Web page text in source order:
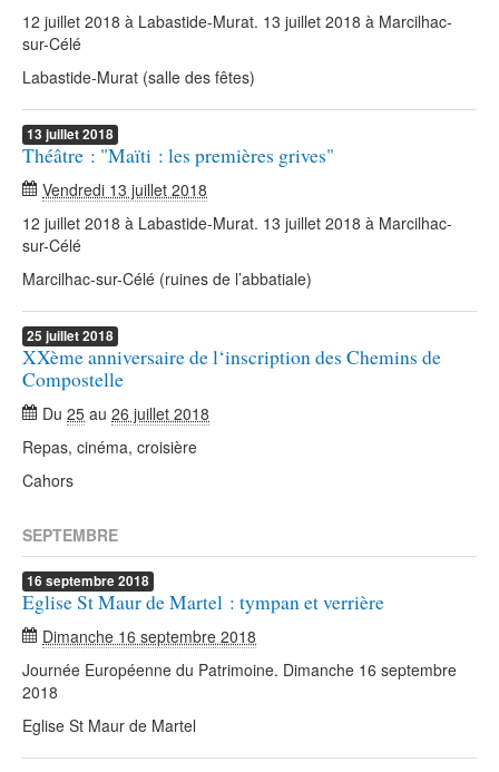
12 juillet 2018 à Labastide-Murat. 13 juillet 2018 à Marcilhac-
sur-Célé
Labastide-Murat (salle des fêtes)
13 juillet2018
Théâtre : "Maïti : les premières grives"
Vendredi 13 juillet 2018
12 juillet 2018 à Labastide-Murat. 13 juillet 2018 à Marcilhac-
sur-Célé
Marcilhac-sur-Célé (ruines de l’abbatiale)
25 juillet2018
XXème anniversaire de l‘inscription des Chemins de
Compostelle
Du 25 au 26 juillet 2018
Repas, cinéma, croisière
Cahors
SEPTEMBRE
16 septembre2018
Eglise St Maur de Martel : tympan et verrière
Dimanche 16 septembre 2018
Journée Européenne du Patrimoine. Dimanche 16 septembre
2018
Eglise St Maur de Martel